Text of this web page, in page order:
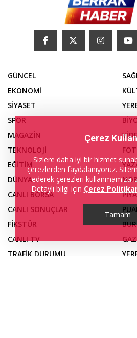
GÜNCEL
EKONOMİ
SİYASET
SPOR
MAGAZİN
TEKNOLOJİ
EĞİTİM
DÜNYA
CANLI BORSA
CANLI SONUÇLAR
FİKSTÜR
CANLI TV
TRAFİK DURUMU
Çerez
Sizlere daha iyi bir hizmet
çerezlerden faydalanıyoruz.
ederek çerezleri kullanmamıza
Detaylı bilgi için Çerez
Tamam